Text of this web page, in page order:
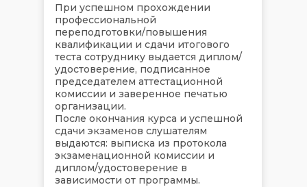
При успешном прохождении
профессиональной
переподготовки/повышения
квалификации и сдачи итогового
теста сотруднику выдается диплом/
удостоверение, подписанное
председателем аттестационной
комиссии и заверенное печатью
организации.
После окончания курса и успешной
сдачи экзаменов слушателям
выдаются: выписка из протокола
экзаменационной комиссии и
диплом/удостоверение в
зависимости от программы.